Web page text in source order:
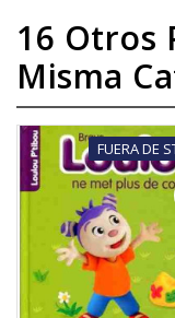
16 Otros
Misma
FUERA DE